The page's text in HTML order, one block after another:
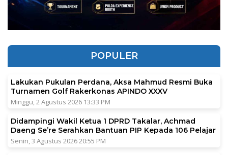
POPULER
Lakukan Pukulan Perdana, Aksa Mahmud Resmi Buka
Turnamen Golf Rakerkonas APINDO XXXV
Minggu, 2 Agustus 2026 13:33 PM
Didampingi Wakil Ketua 1 DPRD Takalar, Achmad
Daeng Se’re Serahkan Bantuan PIP Kepada 106 Pelajar
Senin, 3 Agustus 2026 20:55 PM